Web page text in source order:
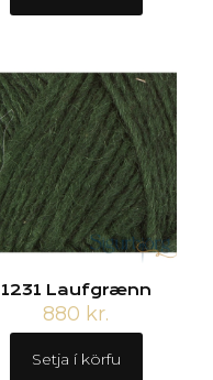
1231 Laufgrænn
880 kr.
Setja í körfu